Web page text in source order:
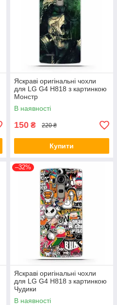
Яскраві оригінальні чохли
для LG G4 H818 з картинкою
Монстр
В наявності
150 ₴ 220 ₴
Купити
–32%
Яскраві оригінальні чохли
для LG G4 H818 з картинкою
Чудики
В наявності